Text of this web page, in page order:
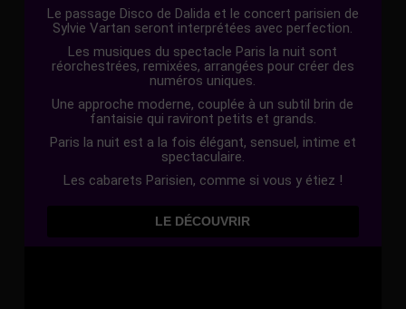
Le passage Disco de Dalida et le concert parisien de
Sylvie Vartan seront interprétées avec perfection.
Les musiques du spectacle Paris la nuit sont
réorchestrées, remixées, arrangées pour créer des
numéros uniques.
Une approche moderne, couplée à un subtil brin de
fantaisie qui raviront petits et grands.
Paris la nuit est a la fois élégant, sensuel, intime et
spectaculaire.
Les cabarets Parisien, comme si vous y étiez !
LE DÉCOUVRIR